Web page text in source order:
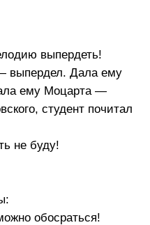
выпердеть!
выпердел. Дала ему
ему Моцарта —
студент почитал
не буду!
обосраться!